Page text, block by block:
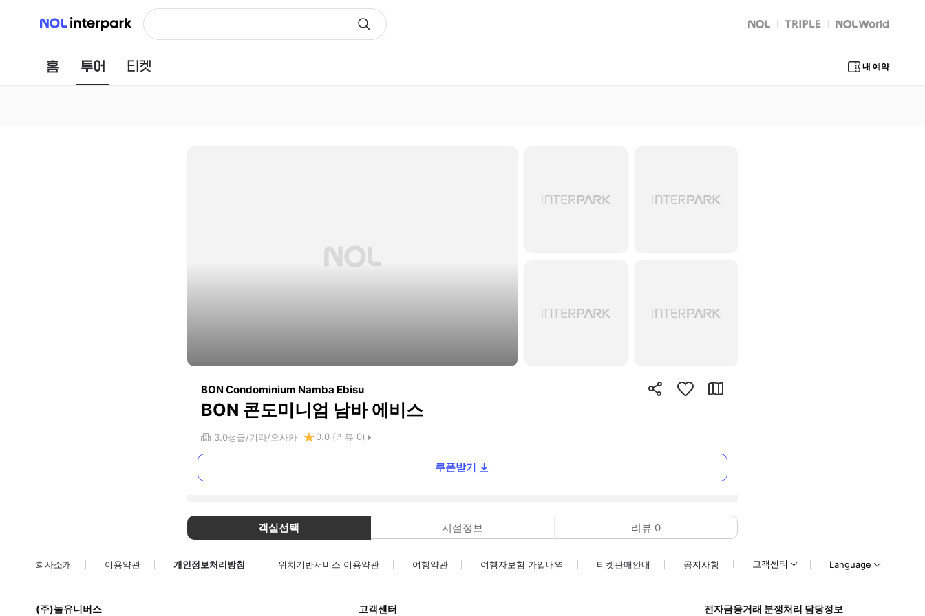
NOL 인터파크
NOL
트리플 Global Interpark
홈 투어 내 예약
BON Condominium Namba Ebisu
BON 콘도미니엄 남바 에비스
3.0성급 기타 오사카 0.0 (리뷰 0)
쿠폰받기
객실선택 시설정보 리뷰 0
회사소개 이용약관 개인정보처리방침 위치기반서비스 이용약관 여행약관 여행자보험 가입내역 티켓판매안내 공지사항 고객센터 Language
(주)놀유니버스 고객센터 전자금융거래 분쟁처리 담당정보